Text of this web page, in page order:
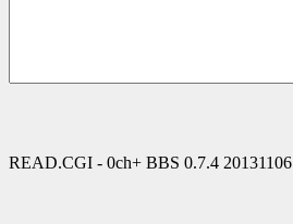
READ.CGI - 0ch+ BBS 0.7.4 20131106